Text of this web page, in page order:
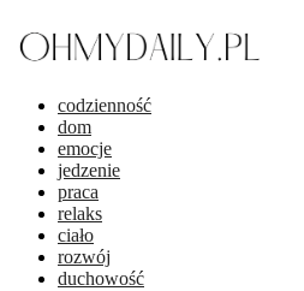
codzienność
dom
emocje
jedzenie
praca
relaks
ciało
rozwój
duchowość